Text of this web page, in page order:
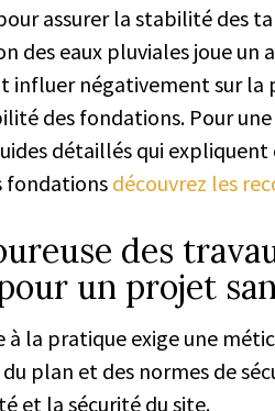
assurer la stabilité des
des eaux pluviales joue un
influer négativement sur la
des fondations. Pour
détaillés qui
fondations découvrez les
des
un projet
à la pratique exige une
plan et des normes de
et la sécurité du site.